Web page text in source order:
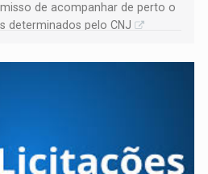
de acompanhar de perto o
determinados pelo CNJ